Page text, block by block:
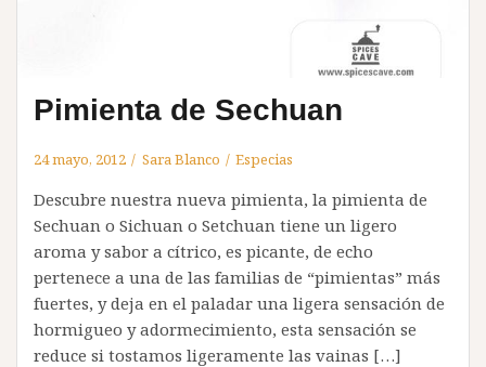
Pimienta de Sechuan
24 mayo, 2012 Sara Blanco Especias
Descubre nuestra nueva pimienta, la pimienta de
Sechuan o Sichuan o Setchuan tiene un ligero
aroma y sabor a cítrico, es picante, de echo
pertenece a una de las familias de “pimientas” más
fuertes, y deja en el paladar una ligera sensación de
hormigueo y adormecimiento, esta sensación se
reduce si tostamos ligeramente las vainas […]